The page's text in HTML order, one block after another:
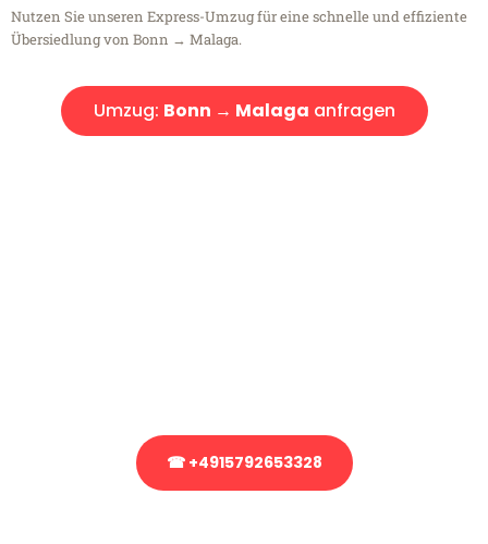
Nutzen Sie unseren Express-Umzug für eine schnelle und effiziente
Übersiedlung von Bonn → Malaga.
Umzug: Bonn → Malaga anfragen
☎ +4915792653328